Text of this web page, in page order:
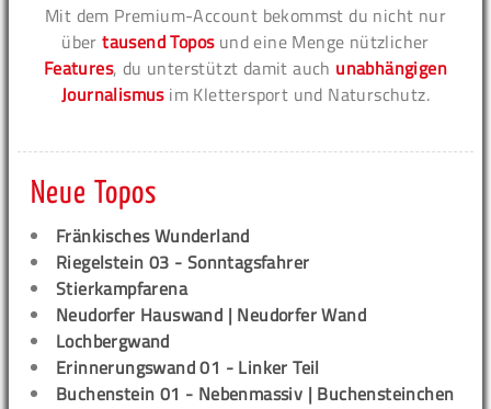
Mit dem Premium-Account bekommst du nicht nur
übertausend Toposund eine Menge nützlicher
Features, du unterstützt damit auch unabhängigen
Journalismusim Klettersport und Naturschutz.
Neue Topos
Fränkisches Wunderland
Riegelstein 03 - Sonntagsfahrer
Stierkampfarena
Neudorfer Hauswand | Neudorfer Wand
Lochbergwand
Erinnerungswand 01 - Linker Teil
Buchenstein 01 - Nebenmassiv | Buchensteinchen